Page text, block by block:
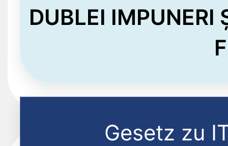
DUBLEI IMPUNERI
Gesetz zu